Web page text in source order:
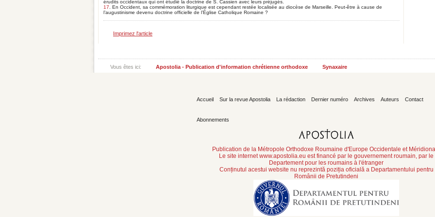
érudits occidentaux qui ont étudié la doctrine de S. Cassien avec leurs préjugés.
17. En Occident, sa commémoration liturgique est cependant restée localisée au diocèse de Marseille. Peut-être à cause de
l’augustinisme devenu doctrine officielle de l’Église Catholique Romaine ?
Imprimez l'article
Vous êtes ici: Apostolia - Publication d'information chrétienne orthodoxe Synaxaire
Accueil Sur la revue Apostolia La rédaction Dernier numéro Archives Auteurs Contact
Abonnements
Publication de la Métropole Orthodoxe Roumaine d'Europe Occidentale et
Le site internet www.apostolia.eu est financé par le gouvernement roumain, par le
Departement pour les roumains à l'étranger
Conținutul acestui website nu reprezintă poziția oficială a Departamentului pentru
Românii de Pretutindeni